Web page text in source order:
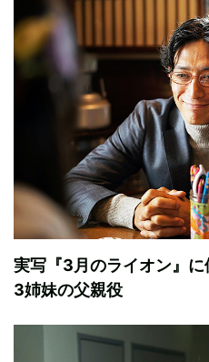
実写『3月のライオン』
3姉妹の父親役